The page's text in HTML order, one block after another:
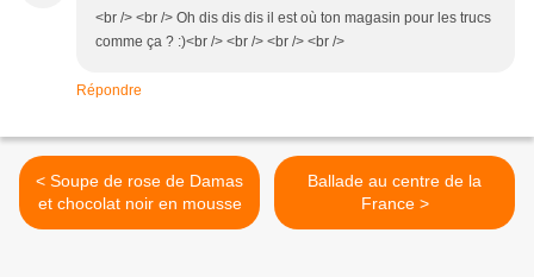
<br /> <br /> Oh dis dis dis il est où ton magasin pour les trucs
comme ça ? :)<br /> <br /> <br /> <br />
Répondre
< Soupe de rose de Damas
et chocolat noir en mousse
Ballade au centre de la
France >